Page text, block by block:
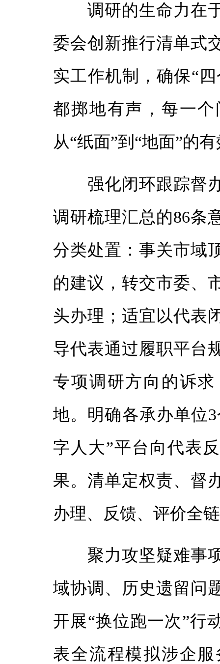
调研的生命力在于
委会创新推行清单式
实工作机制，确保“
都掷地有声，每一
从“纸面”到“地面”的
强化闭环跟踪督办
调研梳理汇总的86条
分类处置：事关市域
的建议，转交市委、
头办理；适宜以代表
导代表通过履职平台
专项调研方向的诉
地。明确各承办单位
字人大”平台向代表
果。清单定权责、督
办理、反馈、评价全
聚力攻坚疑难事项
域协调、历史遗留问
开展“换位跑一次”行
表全流程模拟涉企